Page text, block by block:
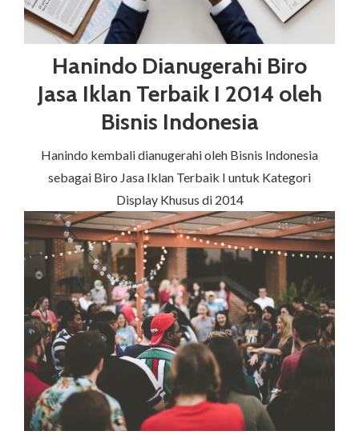
Hanindo Dianugerahi Biro
Jasa Iklan Terbaik I 2014 oleh
Bisnis Indonesia
Hanindo kembali dianugerahi oleh Bisnis Indonesia
sebagai Biro Jasa Iklan Terbaik I untuk Kategori
Display Khusus di 2014